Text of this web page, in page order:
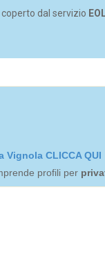
dal servizio
CLICCA QUI
profili per